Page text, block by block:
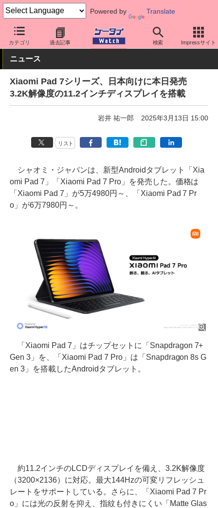
Powered by Translate
カテゴリ 過去記事 検索 Impressサイト
ケータイ Watch OS Android シャオミ
ニュース
Xiaomi Pad 7シリーズ、日本向けに本日発売
3.2K解像度の11.2インチディスプレイを搭載
岩井 祐一郎 2025年3月13日 15:00
リスト
シャオミ・ジャパンは、新型Androidタブレット「Xia
omi Pad 7」「Xiaomi Pad 7 Pro」を発売した。価格は
「Xiaomi Pad 7」が5万4980円～、「Xiaomi Pad 7 Pr
o」が6万7980円～。
「Xiaomi Pad 7」はチップセットに「Snapdragon 7+
Gen 3」を、「Xiaomi Pad 7 Pro」は「Snapdragon 8s G
en 3」を搭載したAndroidタブレット。
約11.2インチのLCDディスプレイを備え、3.2K解像度
（3200×2136）に対応。最大144Hzの可変リフレッシュ
レートをサポートしている。さらに、「Xiaomi Pad 7 Pr
o」には光の反射を抑え、指紋も付きにくい「Matte Glas